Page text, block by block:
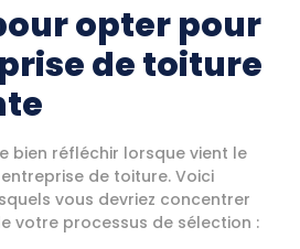
opter pour
de toiture
bien réfléchir lorsque vient le
de toiture. Voici
vous devriez concentrer
votre processus de sélection :